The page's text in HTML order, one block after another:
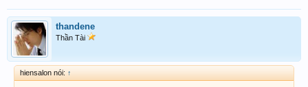
thandene
Thần Tài
hiensalon nói: ↑